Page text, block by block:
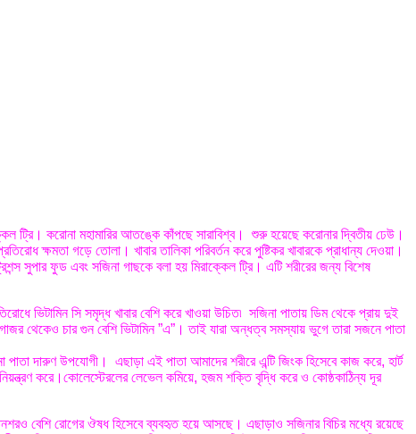
ট্রি। করোনা মহামারির আতঙ্কে কাঁপছে সারাবিশ্ব। শুরু হয়েছে করোনার দ্বিতীয় ঢেউ।
ক্ষমতা গড়ে তোলা। খাবার তালিকা পরিবর্তন করে পুষ্টিকর খাবারকে প্রাধান্য দেওয়া।
সুপার ফুড এবং সজিনা গাছকে বলা হয় মিরাক্কেল ট্রি। এটি শরীরের জন্য বিশেষ
ভিটামিন সি সমৃদ্ধ খাবার বেশি করে খাওয়া উচিত৷ সজিনা পাতায় ডিম থেকে প্রায় দুই
থেকেও চার গুন বেশি ভিটামিন ”এ”। তাই যারা অন্ধত্ব সমস্যায় ভুগে তারা সজনে পাতা
দারুণ উপযোগী। এছাড়া এই পাতা আমাদের শরীরে এন্টি জিংক হিসেবে কাজ করে, হার্ট
করে।কোলেস্টেরলের লেভেল কমিয়ে, হজম শক্তি বৃদ্ধি করে ও কোষ্ঠকাঠিন্য দূর
বেশি রোগের ঔষধ হিসেবে ব্যবহৃত হয়ে আসছে। এছাড়াও সজিনার বিচির মধ্যে রয়েছে